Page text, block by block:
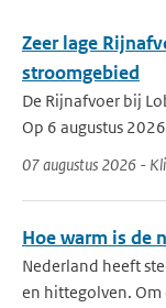
Zeer lage
stroomgebied
De Rijnafvoer bij
Op 6 augustus
07 augustus 2026 -
Hoe warm is de
Nederland heeft
en hittegolven. Om